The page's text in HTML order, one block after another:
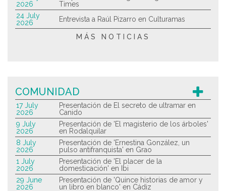
2026
Times
24 July
2026
Entrevista a Raúl Pizarro en Culturamas
MÁS NOTICIAS
COMUNIDAD
17 July
2026
Presentación de El secreto de ultramar en
Canido
9 July
2026
Presentación de 'El magisterio de los árboles'
en Rodalquilar
8 July
2026
Presentación de 'Ernestina González, un
pulso antifranquista' en Grao
1 July
2026
Presentación de 'El placer de la
domesticación' en Ibi
29 June
2026
Presentación de 'Quince historias de amor y
un libro en blanco' en Cádiz